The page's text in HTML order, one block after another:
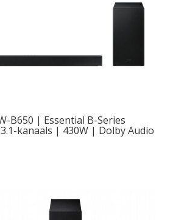
B650 | Essential B-Series
kanaals | 430W | Dolby Audio